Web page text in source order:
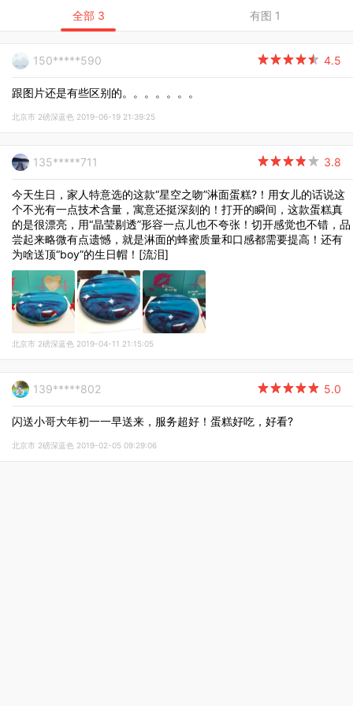
150*****590 4.5

跟图片还是有些区别的。。。。。。。
北京市 2磅深蓝色 2019-06-19 21:39:25
135*****711 3.8

今天生日，家人特意选的这款“星空之吻”淋面蛋糕?！用女儿的话说这
个不光有一点技术含量，寓意还挺深刻的！打开的瞬间，这款蛋糕真
的是很漂亮，用“晶莹剔透”形容一点儿也不夸张！切开感觉也不错，品
尝起来略微有点遗憾，就是淋面的蜂蜜质量和口感都需要提高！还有
为啥送顶“boy”的生日帽！[流泪]
北京市 2磅深蓝色 2019-04-11 21:15:05
139*****802 5.0

闪送小哥大年初一一早送来，服务超好！蛋糕好吃，好看?
北京市 2磅深蓝色 2019-02-05 09:29:06
全部 3 有图 1